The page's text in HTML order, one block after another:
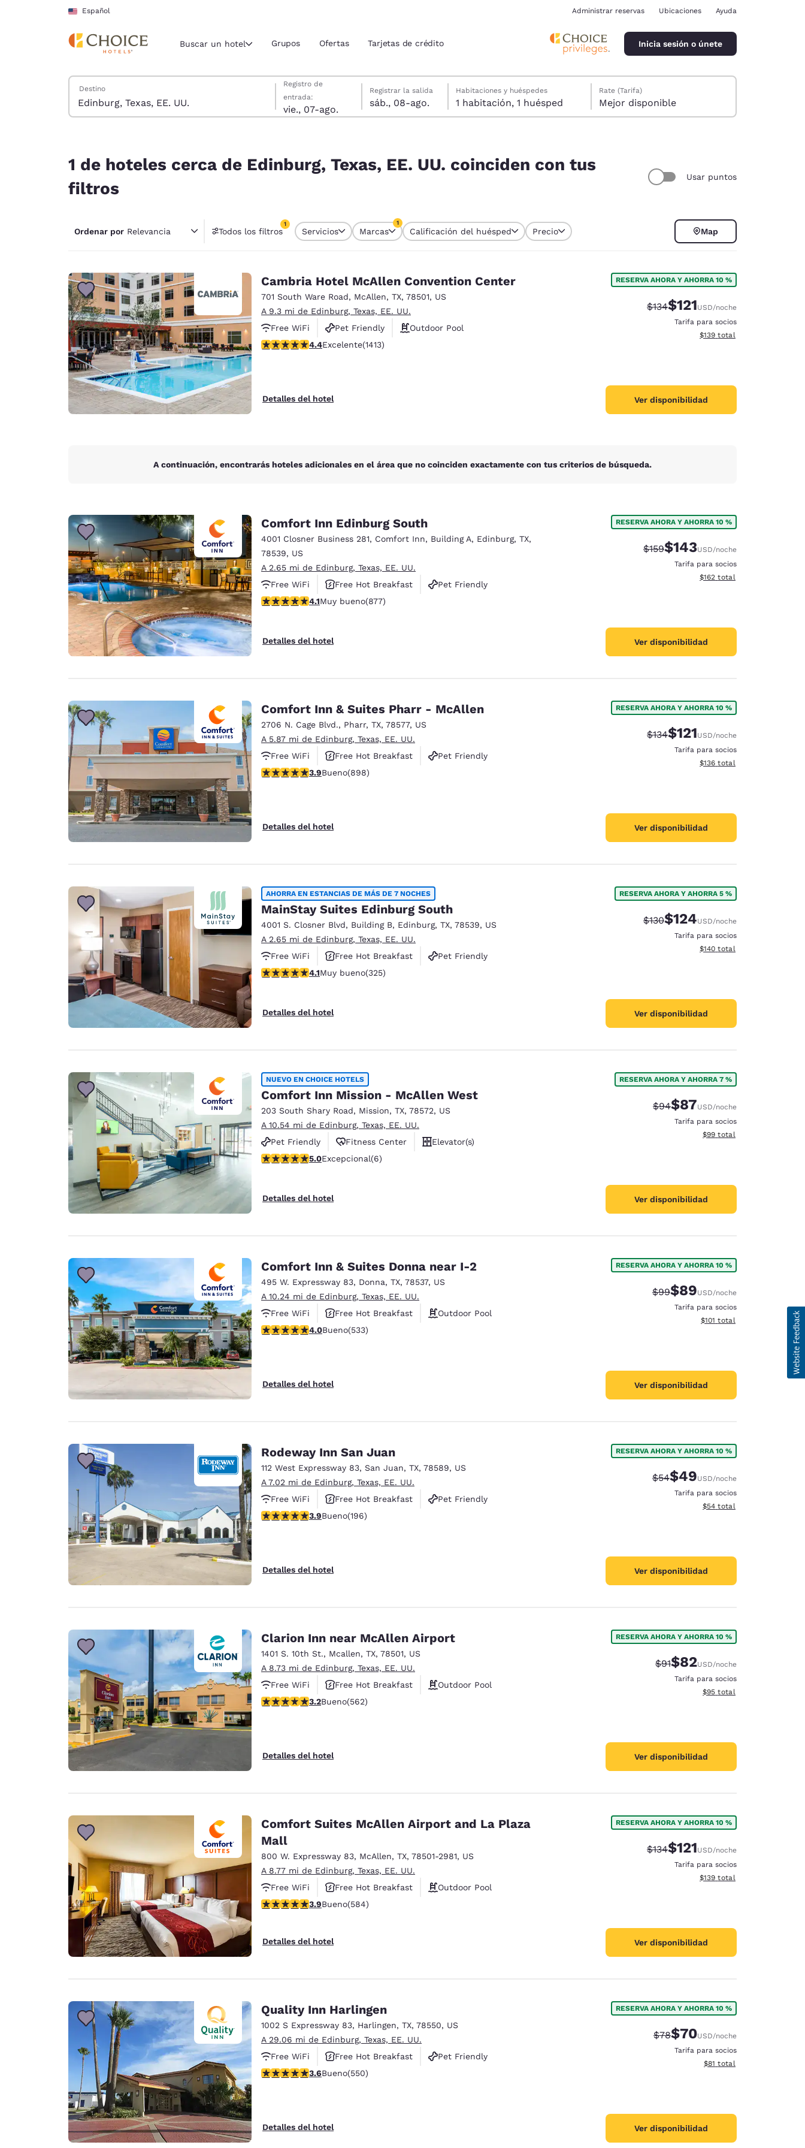
Pasar A Contenido Principal
Español
Región y ubicación actuales
Estados Unidos
América
América Latina Latin America
English
Canada
English
Español English
Deutschland
Deutsch
Germany
Spain
English
Ireland
English
Administrar reservas Ubicaciones Ayuda
Buscar un hotel Grupos Ofertas Tarjetas de crédito Inicia sesión o únete
Buscar hoteles
Destino
viernes, 7 de agosto
Registro de
entrada:
vie., 07-ago.
sábado, 8 de agosto
Registrar la salida
sáb., 08-ago.
sábado, 8 de agosto fecha de check-out seleccionada
viernes, 7 de agosto fecha de check-in seleccionada
Habitaciones y huéspedes
1 habitación, 1 huésped
Rate (Tarifa)
Mejor disponible
1 de hoteles cerca de Edinburg, Texas, EE. UU. coinciden con tus
filtros
Usar puntos
Ordenar por Relevancia Todos los filtros
1
1 filtro seleccionado actualmente
Servicios Marcas
1
Calificación del huésped Precio Map
Cambria Hotel McAllen Convention Center
701 South Ware Road, McAllen, TX, 78501, US
A 9.3 mi de Edinburg, Texas, EE. UU.
Free WiFi
Pet Friendly
Outdoor Pool
calificación de 4.41 estrellas. Excelente. 1413 reseñas
4.4Excelente(1413)
Detalles del hotel
RESERVA AHORA Y AHORRA 10 %
Precio tachado:
$134Precio con descuento:
$121USD/noche
Tarifa para socios
Ver detalles del total
$139 total
Ver disponibilidad
A continuación, encontrarás hoteles adicionales en el área que no coinciden exactamente con tus criterios de búsqueda.
Comfort Inn Edinburg South
4001 Closner Business 281, Comfort Inn, Building A, Edinburg, TX,
78539, US
A 2.65 mi de Edinburg, Texas, EE. UU.
Free WiFi
Free Hot Breakfast
Pet Friendly
calificación de 4.12 estrellas. Muy bueno. 877 reseñas
4.1Muy bueno(877)
Detalles del hotel
RESERVA AHORA Y AHORRA 10 %
Precio tachado:
$159Precio con descuento:
$143USD/noche
Tarifa para socios
Ver detalles del total
$162 total
Ver disponibilidad
Comfort Inn & Suites Pharr - McAllen
2706 N. Cage Blvd., Pharr, TX, 78577, US
A 5.87 mi de Edinburg, Texas, EE. UU.
Free WiFi
Free Hot Breakfast
Pet Friendly
calificación de 3.92 estrellas. Bueno. 898 reseñas
3.9Bueno(898)
Detalles del hotel
RESERVA AHORA Y AHORRA 10 %
Precio tachado:
$134Precio con descuento:
$121USD/noche
Tarifa para socios
Ver detalles del total
$136 total
Ver disponibilidad
AHORRA EN ESTANCIAS DE MÁS DE 7 NOCHES
MainStay Suites Edinburg South
4001 S. Closner Blvd, Building B, Edinburg, TX, 78539, US
A 2.65 mi de Edinburg, Texas, EE. UU.
Free WiFi
Free Hot Breakfast
Pet Friendly
calificación de 4.1 estrellas. Muy bueno. 325 reseñas
4.1Muy bueno(325)
Detalles del hotel
RESERVA AHORA Y AHORRA 5 %
Precio tachado:
$130Precio con descuento:
$124USD/noche
Tarifa para socios
Ver detalles del total
$140 total
Ver disponibilidad
NUEVO EN CHOICE HOTELS
Comfort Inn Mission - McAllen West
203 South Shary Road, Mission, TX, 78572, US
A 10.54 mi de Edinburg, Texas, EE. UU.
Pet Friendly
Fitness Center
Elevator(s)
calificación de 5 estrellas. Excepcional. 6 reseñas
5.0Excepcional(6)
Detalles del hotel
RESERVA AHORA Y AHORRA 7 %
Precio tachado:
$94Precio con descuento:
$87USD/noche
Tarifa para socios
Ver detalles del total
$99 total
Ver disponibilidad
Comfort Inn & Suites Donna near I-2
495 W. Expressway 83, Donna, TX, 78537, US
A 10.24 mi de Edinburg, Texas, EE. UU.
Free WiFi
Free Hot Breakfast
Outdoor Pool
calificación de 3.99 estrellas. Bueno. 533 reseñas
4.0Bueno(533)
Detalles del hotel
RESERVA AHORA Y AHORRA 10 %
Precio tachado:
$99Precio con descuento:
$89USD/noche
Tarifa para socios
Ver detalles del total
$101 total
Ver disponibilidad
Rodeway Inn San Juan
112 West Expressway 83, San Juan, TX, 78589, US
A 7.02 mi de Edinburg, Texas, EE. UU.
Free WiFi
Free Hot Breakfast
Pet Friendly
calificación de 3.91 estrellas. Bueno. 196 reseñas
3.9Bueno(196)
Detalles del hotel
RESERVA AHORA Y AHORRA 10 %
Precio tachado:
$54Precio con descuento:
$49USD/noche
Tarifa para socios
Ver detalles del total
$54 total
Ver disponibilidad
Clarion Inn near McAllen Airport
1401 S. 10th St., Mcallen, TX, 78501, US
A 8.73 mi de Edinburg, Texas, EE. UU.
Free WiFi
Free Hot Breakfast
Outdoor Pool
calificación de 3.23 estrellas. Bueno. 562 reseñas
3.2Bueno(562)
Detalles del hotel
RESERVA AHORA Y AHORRA 10 %
Precio tachado:
$91Precio con descuento:
$82USD/noche
Tarifa para socios
Ver detalles del total
$95 total
Ver disponibilidad
Comfort Suites McAllen Airport and La Plaza
Mall
800 W. Expressway 83, McAllen, TX, 78501-2981, US
A 8.77 mi de Edinburg, Texas, EE. UU.
Free WiFi
Free Hot Breakfast
Outdoor Pool
calificación de 3.94 estrellas. Bueno. 584 reseñas
3.9Bueno(584)
Detalles del hotel
RESERVA AHORA Y AHORRA 10 %
Precio tachado:
$134Precio con descuento:
$121USD/noche
Tarifa para socios
Ver detalles del total
$139 total
Ver disponibilidad
Quality Inn Harlingen
1002 S Expressway 83, Harlingen, TX, 78550, US
A 29.06 mi de Edinburg, Texas, EE. UU.
Free WiFi
Free Hot Breakfast
Pet Friendly
calificación de 3.58 estrellas. Bueno. 550 reseñas
3.6Bueno(550)
Detalles del hotel
RESERVA AHORA Y AHORRA 10 %
Precio tachado:
$78Precio con descuento:
$70USD/noche
Tarifa para socios
Ver detalles del total
$81 total
Ver disponibilidad